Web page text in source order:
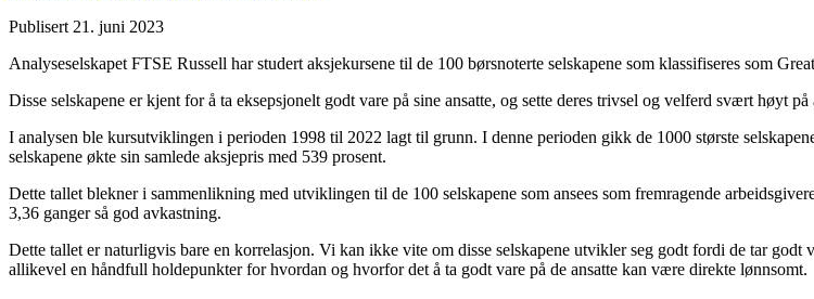
Publisert 21. juni 2023
Analyseselskapet FTSE Russell har studert aksjekursene til de 100 børsnoterte selskapene som klassifiseres som
Disse selskapene er kjent for å ta eksepsjonelt godt vare på sine ansatte, og sette deres trivsel og velferd svært høyt på
I analysen ble kursutviklingen i perioden 1998 til 2022 lagt til grunn. I denne perioden gikk de 1000 største
selskapene økte sin samlede aksjepris med 539 prosent.
Dette tallet blekner i sammenlikning med utviklingen til de 100 selskapene som ansees som fremragende
3,36 ganger så god avkastning.
Dette tallet er naturligvis bare en korrelasjon. Vi kan ikke vite om disse selskapene utvikler seg godt fordi de tar
allikevel en håndfull holdepunkter for hvordan og hvorfor det å ta godt vare på de ansatte kan være direkte lønnsomt.